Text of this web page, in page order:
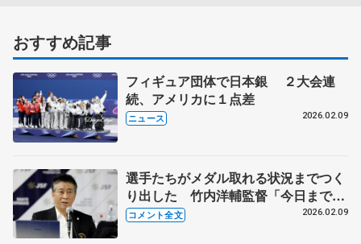
おすすめ記事
フィギュア団体で日本銀 ２大会連
続、アメリカに１点差
ニュース 2026.02.09
選手たちがメダル取れる状況までつく
り出した 竹内洋輔監督「今日までの
全ての演技が誇らしい」 【ミラノ五
コメント全文 2026.02.09